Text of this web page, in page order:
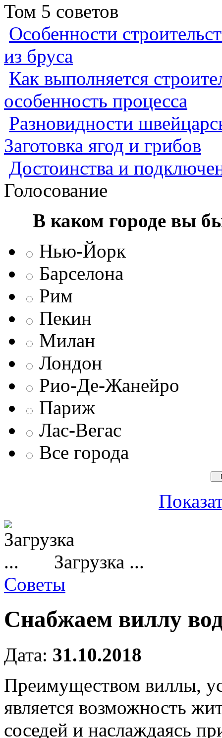
Том 5 советов
Особенности
из бруса
Как выполняется
особенность процесса
Разновидности
Заготовка ягод и грибов
Достоинства и
Голосование
В каком городе вы
Нью-Йорк
Барселона
Рим
Пекин
Милан
Лондон
Рио-Де-Жанейро
Париж
Лас-Вегас
Все города
Загрузка ...
Советы
Снабжаем виллу
Дата: 31.10.2018
Преимуществом виллы,
является возможность
соседей и наслаждаясь